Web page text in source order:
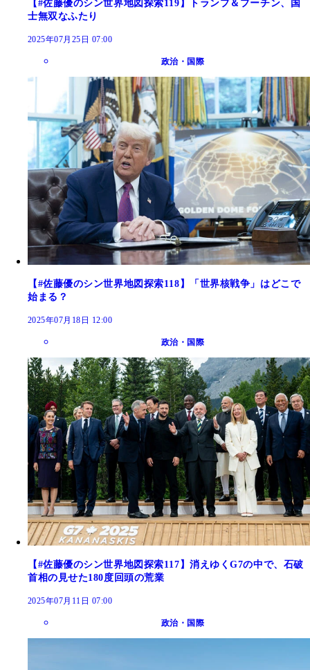
【#佐藤優のシン世界地図探索119】トランプ＆プーチン、国
士無双なふたり
2025年07月25日 07:00
政治・国際
【#佐藤優のシン世界地図探索118】「世界核戦争」はどこで
始まる？
2025年07月18日 12:00
政治・国際
【#佐藤優のシン世界地図探索117】消えゆくG7の中で、石破
首相の見せた180度回頭の荒業
2025年07月11日 07:00
政治・国際